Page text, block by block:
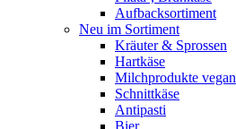
Aufbacksortiment
Neu im Sortiment
Kräuter & Sprossen
Hartkäse
Milchprodukte vegan
Schnittkäse
Antipasti
Bier